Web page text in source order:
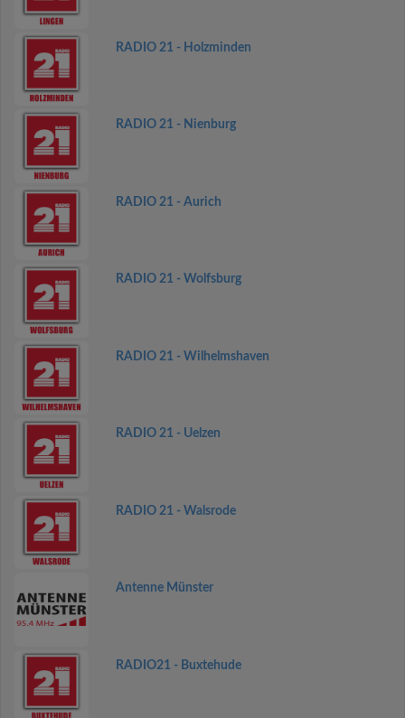
RADIO 21 - Holzminden
RADIO 21 - Nienburg
RADIO 21 - Aurich
RADIO 21 - Wolfsburg
RADIO 21 - Wilhelmshaven
RADIO 21 - Uelzen
RADIO 21 - Walsrode
Antenne Münster
RADIO21 - Buxtehude